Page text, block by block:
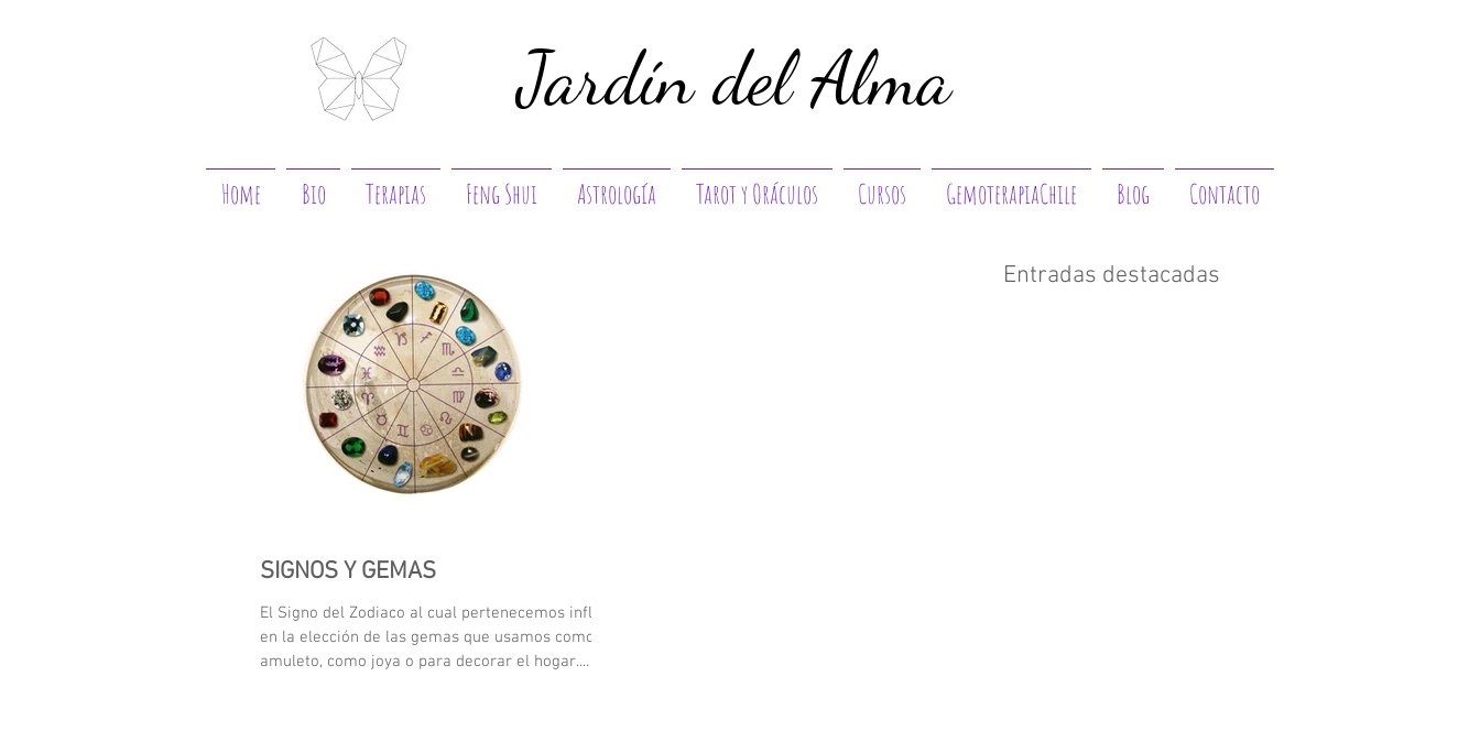
Jardín del Alma
Home Bio Terapias Feng Shui Astrología Tarot y Oráculos Cursos GemoterapiaChile Blog Contacto
SIGNOS Y GEMAS
El Signo del Zodiaco al cual pertenecemos influye
en la elección de las gemas que usamos como
amuleto, como joya o para decorar el hogar....
Entradas destacadas